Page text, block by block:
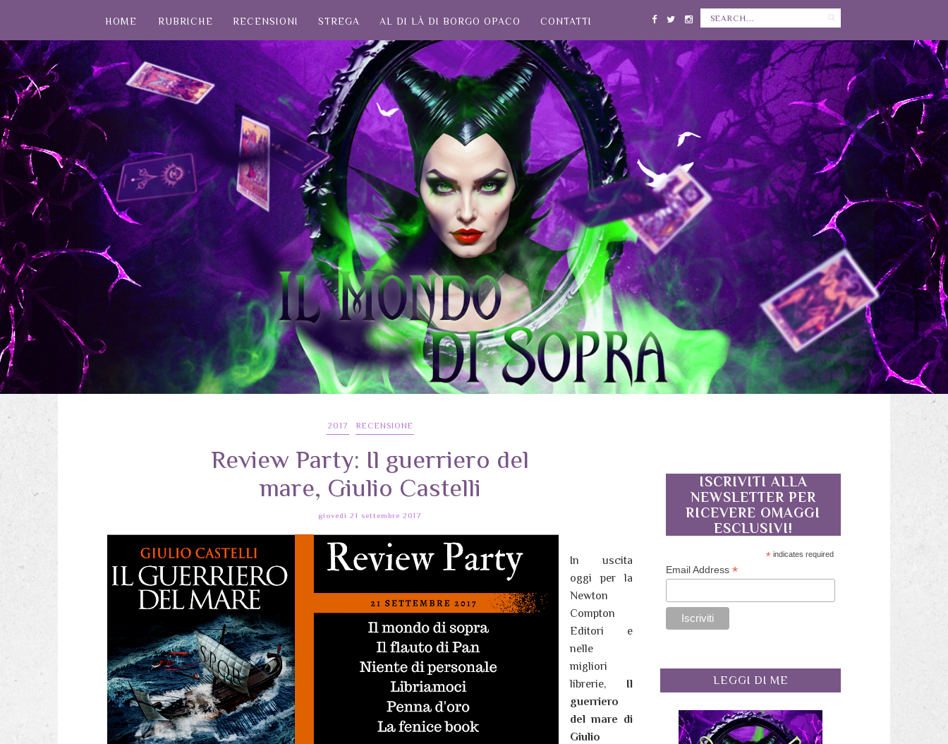
HOME RUBRICHE RECENSIONI STREGA AL DI LÀ DI BORGO OPACO CONTATTI
2017 RECENSIONE
Review Party: Il guerriero del
mare, Giulio Castelli
giovedì 21 settembre 2017
In uscita
oggi per la
Newton
Compton
Editori e
nelle
migliori
librerie, Il
guerriero
del mare di
Giulio
ISCRIVITI ALLA
NEWSLETTER PER
RICEVERE OMAGGI
ESCLUSIVI!
* indicates required
Email Address *
LEGGI DI ME